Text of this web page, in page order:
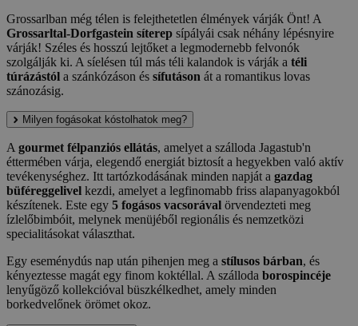
Grossarlban még télen is felejthetetlen élmények várják Önt! A
Grossarltal-Dorfgastein síterep sípályái csak néhány lépésnyire
várják! Széles és hosszú lejtőket a legmodernebb felvonók
szolgálják ki. A síelésen túl más téli kalandok is várják a téli
túrázástól a szánkózáson és sífutáson át a romantikus lovas
szánozásig.
Milyen fogásokat kóstolhatok meg?
A gourmet félpanziós ellátás, amelyet a szálloda Jagastub'n
éttermében várja, elegendő energiát biztosít a hegyekben való aktív
tevékenységhez. Itt tartózkodásának minden napját a gazdag
büféreggelivel kezdi, amelyet a legfinomabb friss alapanyagokból
készítenek. Este egy 5 fogásos vacsorával örvendezteti meg
ízlelőbimbóit, melynek menüjéből regionális és nemzetközi
specialitásokat választhat.
Egy eseménydús nap után pihenjen meg a stílusos bárban, és
kényeztesse magát egy finom koktéllal. A szálloda borospincéje
lenyűgöző kollekcióval büszkélkedhet, amely minden
borkedvelőnek örömet okoz.